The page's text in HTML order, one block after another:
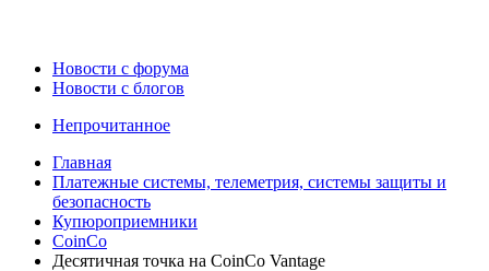
Новости c форума
Новости с блогов
Непрочитанное
Главная
Платежные системы, телеметрия, системы защиты и
безопасность
Купюроприемники
CoinCo
Десятичная точка на CoinCo Vantage